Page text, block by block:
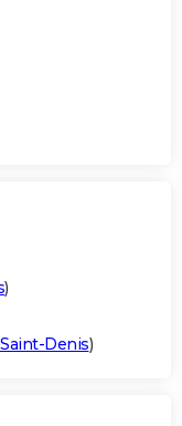
)
Denis)